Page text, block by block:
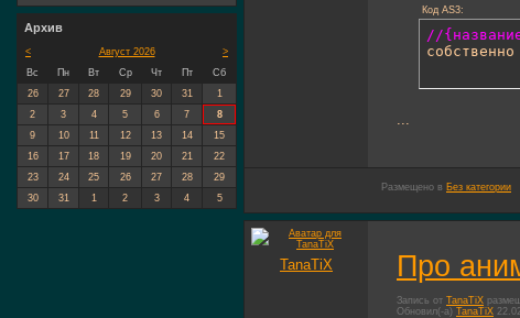
Код AS3:
//
...
Размещено в Без категории
TanaTiX Про
Запись от TanaTiX
Обновил(-а) TanaTiX
Архив
< >
Август 2026
Вс
Пн Вт Ср Чт Пт
Сб
26
27 28 29 30 31
1
2
3 4 5 6 7
8
9
10 11 12 13 14
15
16
17 18 19 20 21
22
23
24 25 26 27 28
29
30
31 1 2 3 4 5